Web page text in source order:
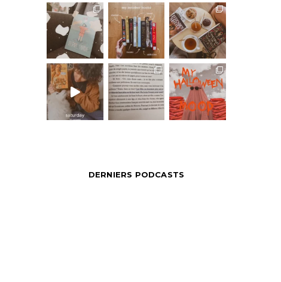
DERNIERS PODCASTS